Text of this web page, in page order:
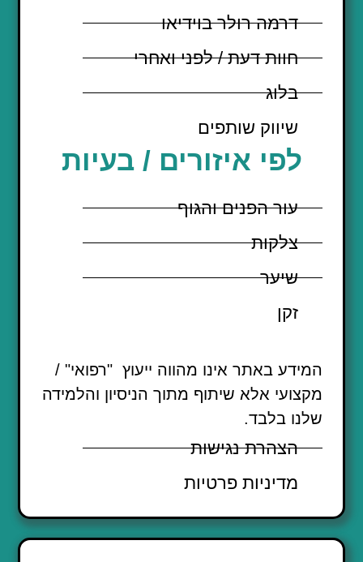
דרמה רולר בוידיאו
חוות דעת / לפני ואחרי
בלוג
שיווק שותפים
לפי איזורים / בעיות
עור הפנים והגוף
צלקות
שיער
זקן
המידע באתר אינו מהווה ייעוץ "רפואי" /
מקצועי אלא שיתוף מתוך הניסיון והלמידה
שלנו בלבד.
הצהרת נגישות
מדיניות פרטיות